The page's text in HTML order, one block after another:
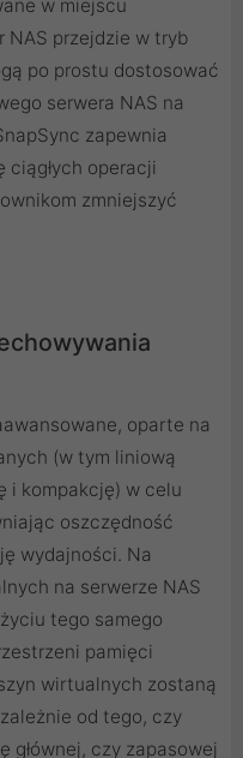
w miejscu
NAS przejdzie w tryb
po prostu dostosować
serwera NAS na
zapewnia
ciągłych operacji
zmniejszyć
oparte na
(w tym liniową
i kompakcję) w celu
oszczędność
wydajności. Na
na serwerze NAS
tego samego
pamięci
wirtualnych zostaną
od tego, czy
głównej, czy zapasowej